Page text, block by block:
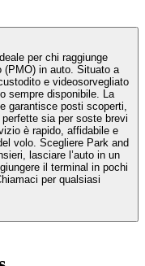
per chi raggiunge
(PMO) in auto. Situato a
e videosorvegliato
disponibile. La
garantisce posti scoperti,
sia per soste brevi
è rapido, affidabile e
Park and
lasciare l’auto in un
il terminal in pochi